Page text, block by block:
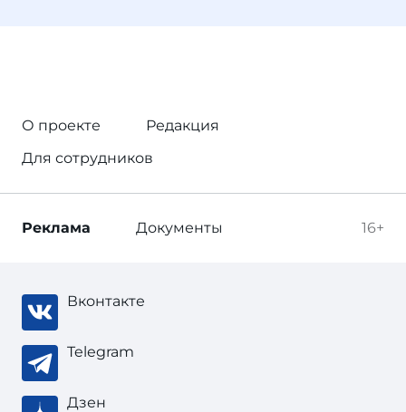
О проекте
Редакция
Для сотрудников
16+
Реклама Документы
Вконтакте
Telegram
Дзен